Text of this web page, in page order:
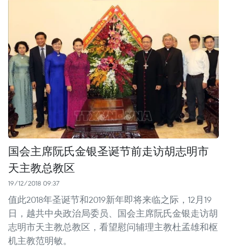
国会主席阮氏金银圣诞节前走访胡志明市
天主教总教区
19/12/2018 09:37
值此2018年圣诞节和2019新年即将来临之际，12月19
日，越共中央政治局委员、国会主席阮氏金银走访胡
志明市天主教总教区，看望慰问辅理主教杜孟雄和枢
机主教范明敏。